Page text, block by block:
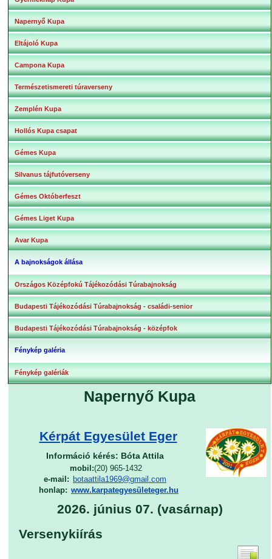
Napernyő Kupa
Eltájoló Kupa
Campona Kupa
Természetismereti túraverseny
Zemplén Kupa
Hollós Kupa csapat
Gémes Kupa
Silvanus tájfutóverseny
Gémes Októberfeszt
Gémes Liget Kupa
Avar Kupa
A bajnokságok állása
Országos Középfokú Tájékozódási Túrabajnokság
Budapesti Tájékozódási Túrabajnokság - családi-senior
Budapesti Tájékozódási Túrabajnokság - középfok
Fénykép galéria
Fénykép galériák
Napernyő Kupa
Kérpát Egyesület Eger
Információ kérés: Bóta Attila
mobil:(20) 965-1432
e-mail:
botaattila1969@gmail.com
honlap: www.karpategyesületeger.hu
2026. június 07. (vasárnap)
Versenykiírás